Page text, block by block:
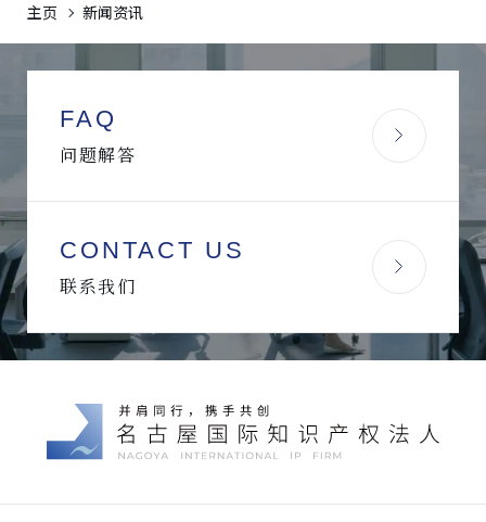
主页 新闻资讯
FAQ
问题解答
CONTACT US
联系我们